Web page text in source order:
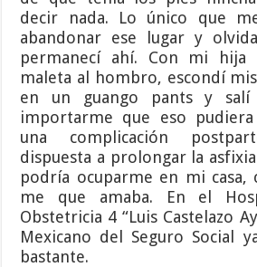
decir nada. Lo único que
abandonar ese lugar y
permanecí ahí. Con mi
maleta al hombro, escondí
en un guango pants y salí
importarme que eso
una complicación
dispuesta a prolongar la
podría ocuparme en mi casa,
me que amaba. En el
Obstetricia 4 “Luis Castelazo
Mexicano del Seguro Social
bastante.